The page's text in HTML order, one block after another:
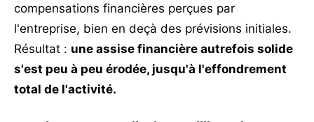
compensations financières perçues par
l'entreprise, bien en deçà des prévisions initiales.
Résultat : une assise financière autrefois solide
s'est peu à peu érodée, jusqu'à l'effondrement
total de l'activité.